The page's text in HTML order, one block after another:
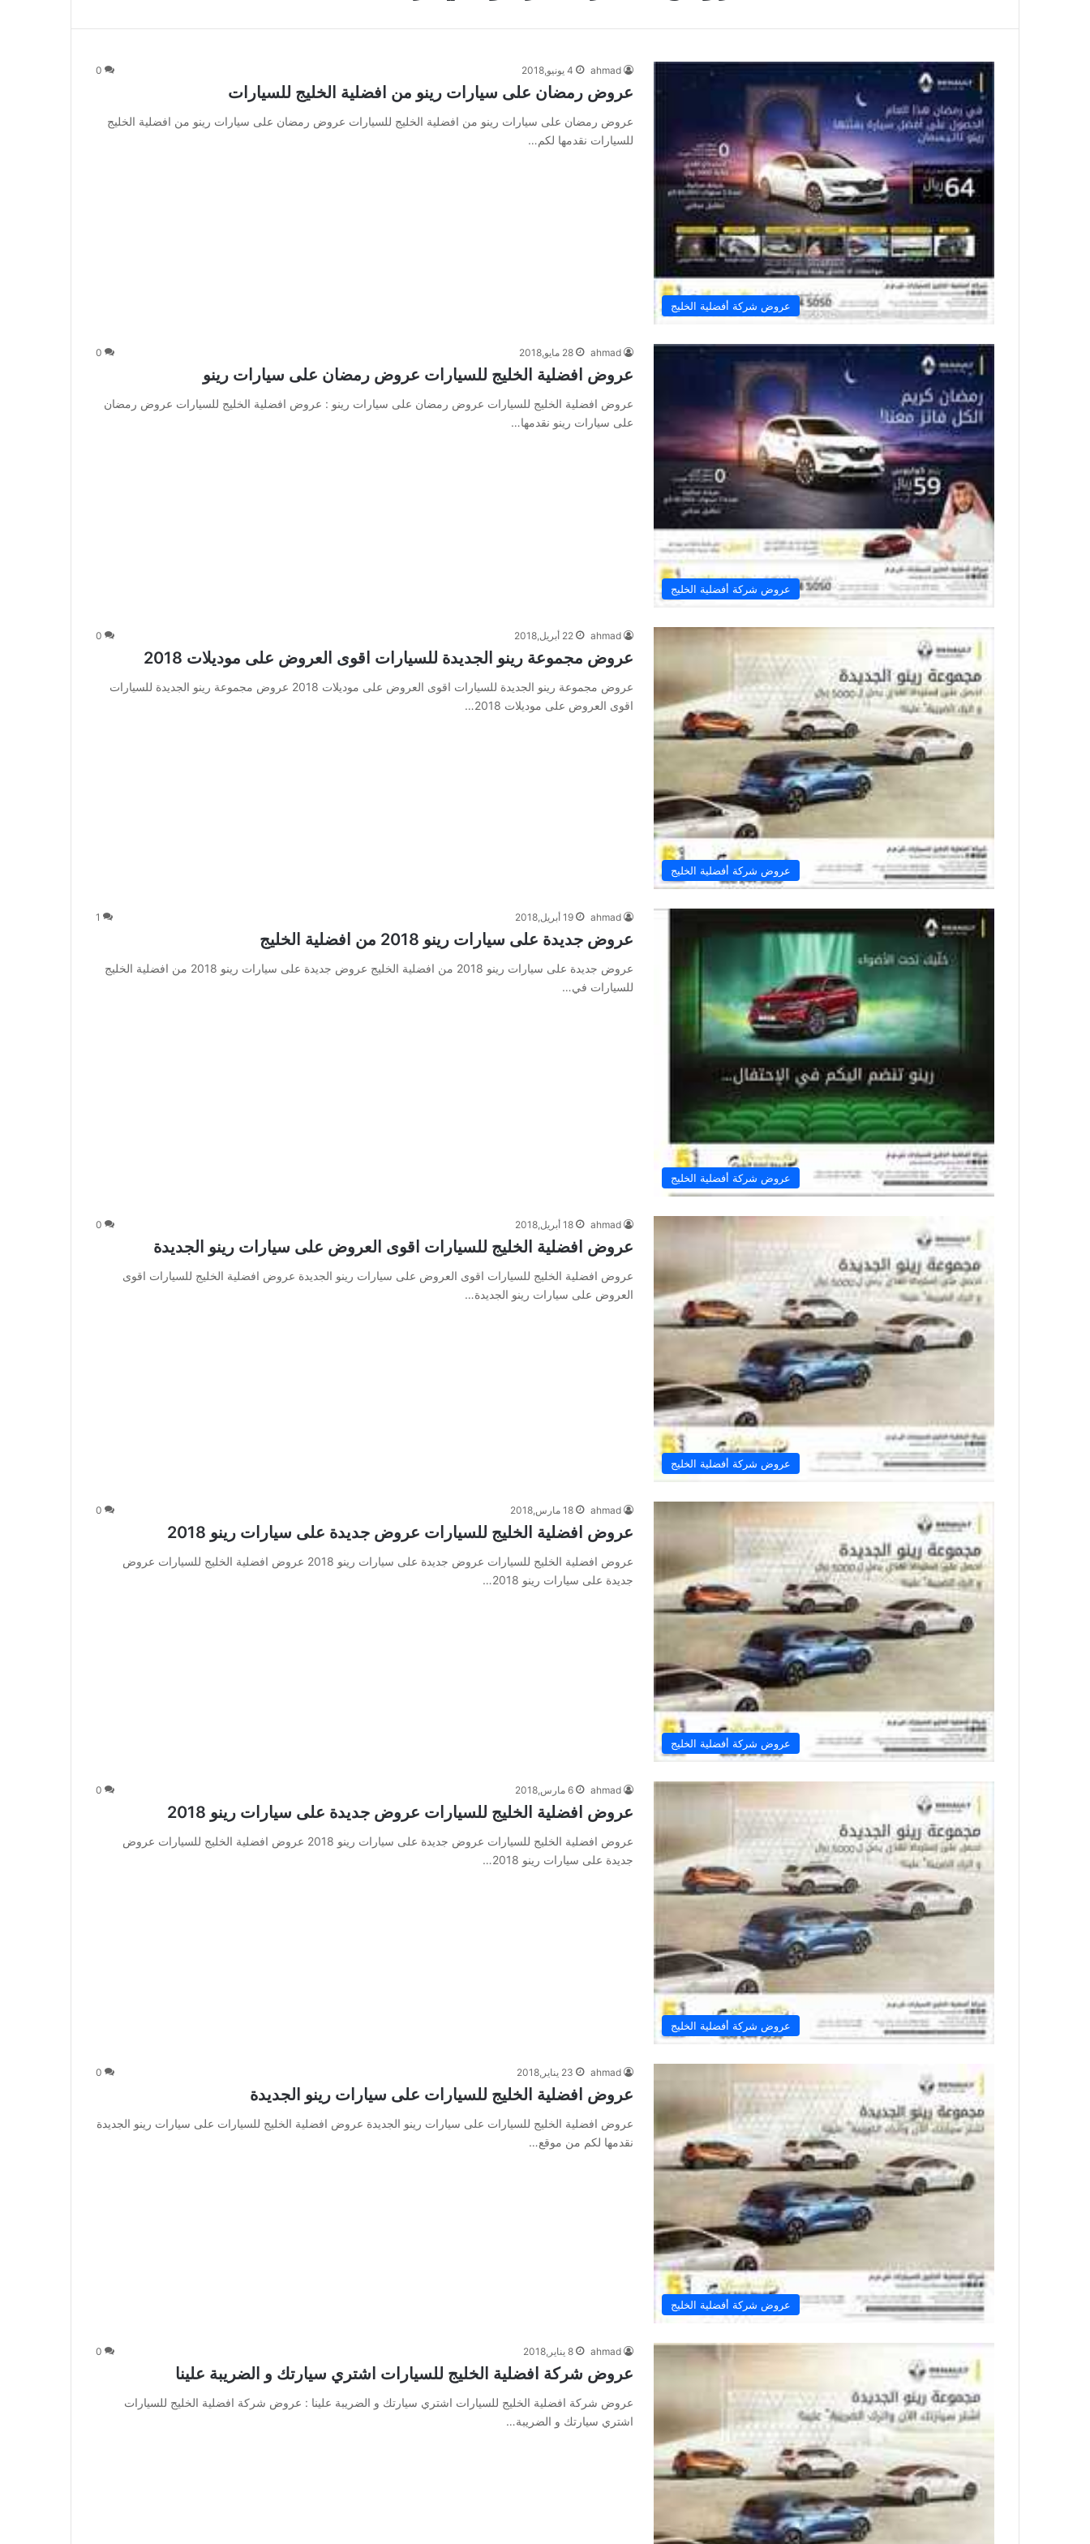
عروض شركة أفضلية الخليج
ahmad 4 يونيو,2018 0
عروض رمضان على سيارات رينو من افضلية الخليج للسيارات
عروض رمضان على سيارات رينو من افضلية الخليج للسيارات عروض رمضان على سيارات رينو من افضلية الخليج
للسيارات نقدمها لكم…
عروض شركة أفضلية الخليج
ahmad 28 مايو,2018 0
عروض افضلية الخليج للسيارات عروض رمضان على سيارات رينو
عروض افضلية الخليج للسيارات عروض رمضان على سيارات رينو : عروض افضلية الخليج للسيارات عروض رمضان
على سيارات رينو نقدمها…
عروض شركة أفضلية الخليج
ahmad 22 أبريل,2018 0
عروض مجموعة رينو الجديدة للسيارات اقوى العروض على موديلات 2018
عروض مجموعة رينو الجديدة للسيارات اقوى العروض على موديلات 2018 عروض مجموعة رينو الجديدة للسيارات
اقوى العروض على موديلات 2018…
عروض شركة أفضلية الخليج
ahmad 19 أبريل,2018 1
عروض جديدة على سيارات رينو 2018 من افضلية الخليج
عروض جديدة على سيارات رينو 2018 من افضلية الخليج عروض جديدة على سيارات رينو 2018 من افضلية الخليج
للسيارات في…
عروض شركة أفضلية الخليج
ahmad 18 أبريل,2018 0
عروض افضلية الخليج للسيارات اقوى العروض على سيارات رينو الجديدة
عروض افضلية الخليج للسيارات اقوى العروض على سيارات رينو الجديدة عروض افضلية الخليج للسيارات اقوى
العروض على سيارات رينو الجديدة…
عروض شركة أفضلية الخليج
ahmad 18 مارس,2018 0
عروض افضلية الخليج للسيارات عروض جديدة على سيارات رينو 2018
عروض افضلية الخليج للسيارات عروض جديدة على سيارات رينو 2018 عروض افضلية الخليج للسيارات عروض
جديدة على سيارات رينو 2018…
عروض شركة أفضلية الخليج
ahmad 6 مارس,2018 0
عروض افضلية الخليج للسيارات عروض جديدة على سيارات رينو 2018
عروض افضلية الخليج للسيارات عروض جديدة على سيارات رينو 2018 عروض افضلية الخليج للسيارات عروض
جديدة على سيارات رينو 2018…
عروض شركة أفضلية الخليج
ahmad 23 يناير,2018 0
عروض افضلية الخليج للسيارات على سيارات رينو الجديدة
عروض افضلية الخليج للسيارات على سيارات رينو الجديدة عروض افضلية الخليج للسيارات على سيارات رينو الجديدة
نقدمها لكم من موقع…
ahmad 8 يناير,2018 0
عروض شركة افضلية الخليج للسيارات اشتري سيارتك و الضريبة علينا
عروض شركة افضلية الخليج للسيارات اشتري سيارتك و الضريبة علينا : عروض شركة افضلية الخليج للسيارات
اشتري سيارتك و الضريبة…